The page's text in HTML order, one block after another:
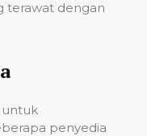
terawat dengan
untuk
penyedia